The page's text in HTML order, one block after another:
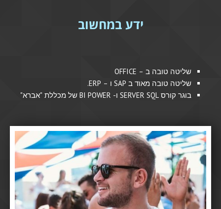
ידע במחשוב
שליטה טובה ב – OFFICE
שליטה טובה מאוד ב SAP ו – ERP.
בוגר קורס SERVER SQL ו- BI POWER של מכללת "אברא"